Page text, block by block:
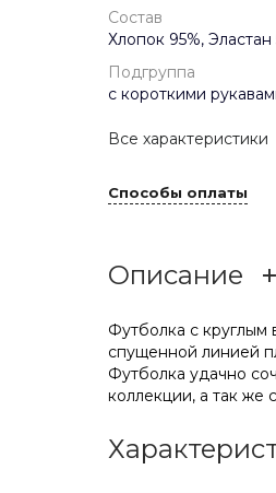
Состав
Хлопок 95%, Эластан
Подгруппа
с короткими
Все характеристики
Способы оплаты
Описание
Футболка с круглым
спущенной линией
Футболка удачно
коллекции, а так